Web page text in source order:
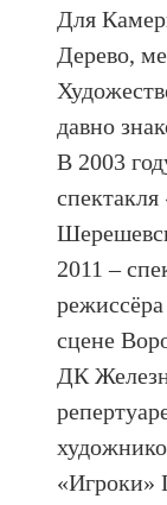
Для
Дерево,
давно
В 2003
2011 –
сцене
ДК
«Игроки»